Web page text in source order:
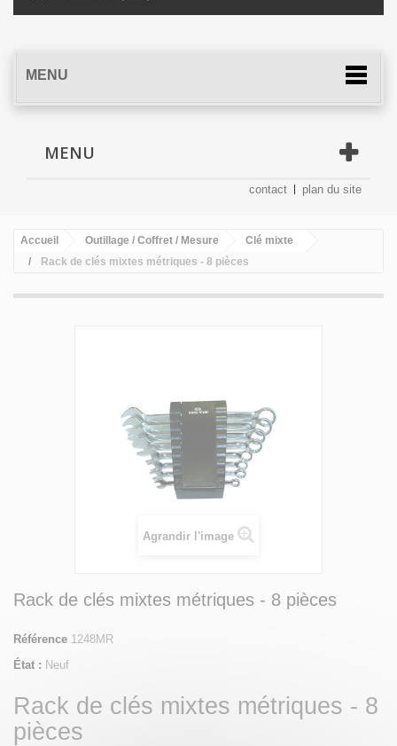
MENU
MENU
contact plan du site
Accueil Outillage / Coffret / Mesure
Clé mixte
Rack de clés mixtes métriques - 8 pièces
Agrandir l'image
Rack de clés mixtes métriques - 8 pièces
Référence 1248MR
État : Neuf
Rack de clés mixtes métriques - 8
pièces